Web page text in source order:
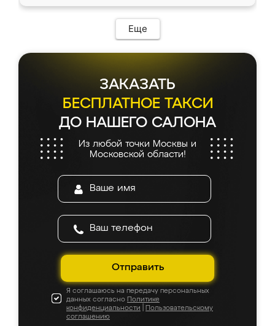
Еще
ЗАКАЗАТЬ
БЕСПЛАТНОЕ ТАКСИ
ДО НАШЕГО САЛОНА
Из любой точки Москвы и
Московской области!
Отправить
Я соглашаюсь на передачу персональных
данных согласно Политике
конфиденциальности
Пользовательскому
соглашению